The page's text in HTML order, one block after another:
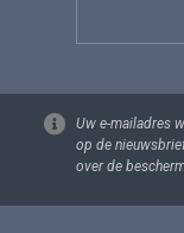
Uw e-mailadres
op de
over de